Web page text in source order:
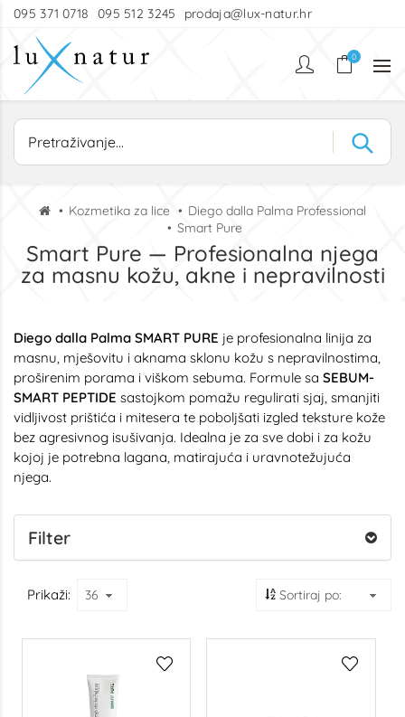
095 371 0718 095 512 3245 prodaja@lux-natur.hr
0
Kozmetika za lice
Diego dalla Palma Professional
Smart Pure
Smart Pure — Profesionalna njega
za masnu kožu, akne i nepravilnosti
Diego dalla Palma SMART PURE je profesionalna linija za
masnu, mješovitu i aknama sklonu kožu s nepravilnostima,
proširenim porama i viškom sebuma. Formule sa SEBUM-
SMART PEPTIDE sastojkom pomažu regulirati sjaj, smanjiti
vidljivost prištića i mitesera te poboljšati izgled teksture kože
bez agresivnog isušivanja. Idealna je za sve dobi i za kožu
kojoj je potrebna lagana, matirajuća i uravnotežujuća
njega.
Filter
Prikaži: